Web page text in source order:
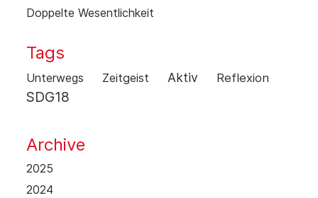
Doppelte Wesentlichkeit
Tags
Unterwegs Zeitgeist Aktiv Reflexion
SDG18
Archive
2025
2024